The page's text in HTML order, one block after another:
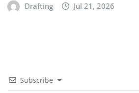
Drafting Jul 21, 2026
Subscribe